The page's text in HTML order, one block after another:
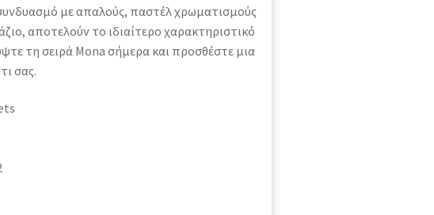
με απαλούς, παστέλ χρωματισμούς
αποτελούν το ιδιαίτερο χαρακτηριστικό
τη σειρά Mona σήμερα και προσθέστε μια
σας.